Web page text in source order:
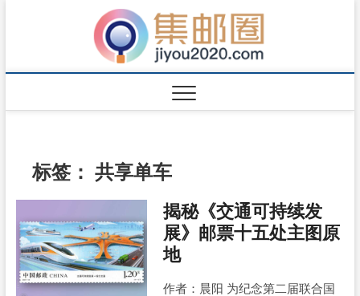
标签： 共享单车
揭秘《交通可持续发
展》邮票十五处主图原
地
作者：晨阳 为纪念第二届联合国